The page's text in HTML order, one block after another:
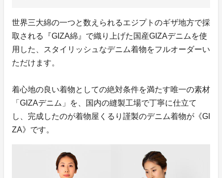
世界三大綿の一つと数えられるエジプトのギザ地方で採
取される『GIZA綿』で織り上げた国産GIZAデニムを使
用した、スタイリッシュなデニム着物をフルオーダーい
ただけます。
着心地の良い着物としての絶対条件を満たす唯一の素材
「GIZAデニム」を、国内の縫製工場で丁寧に仕立て
し、完成したのが着物屋くるり謹製のデニム着物が《GI
ZA》です。